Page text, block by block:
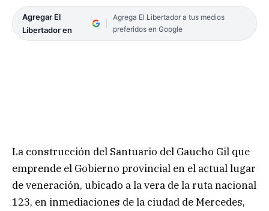
Agregar El
Libertador en
Agrega El Libertador a tus medios
preferidos en Google
La construcción del Santuario del Gaucho Gil que
emprende el Gobierno provincial en el actual lugar
de veneración, ubicado a la vera de la ruta nacional
123, en inmediaciones de la ciudad de Mercedes,